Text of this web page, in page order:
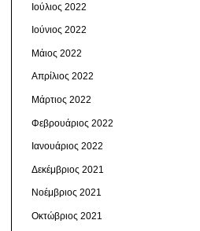
Ιούλιος 2022
Ιούνιος 2022
Μάιος 2022
Απρίλιος 2022
Μάρτιος 2022
Φεβρουάριος 2022
Ιανουάριος 2022
Δεκέμβριος 2021
Νοέμβριος 2021
Οκτώβριος 2021